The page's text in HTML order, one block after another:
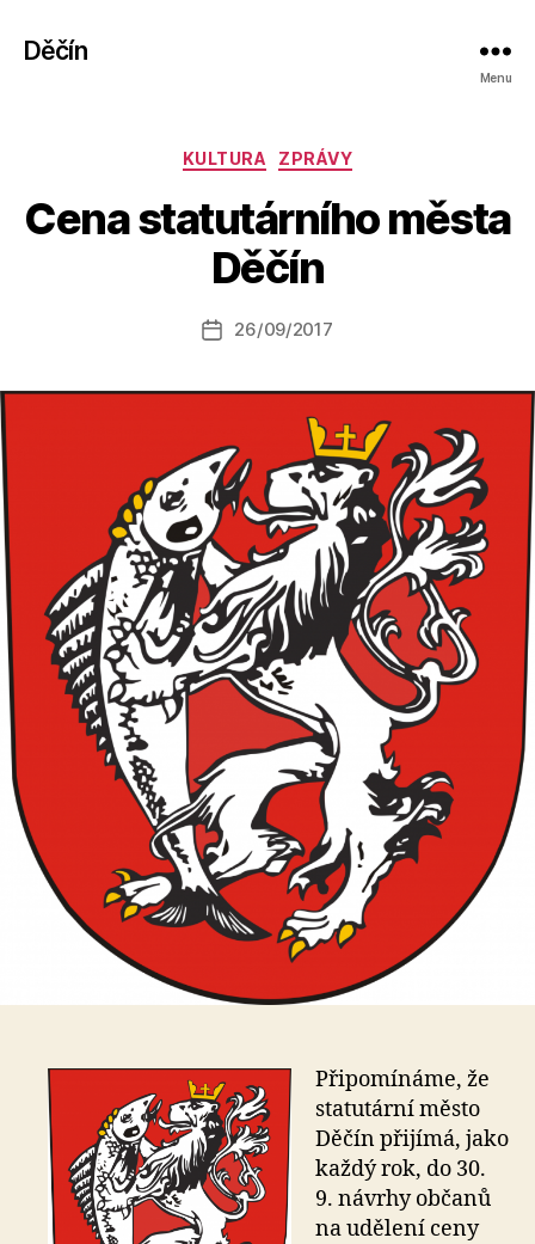
Děčín
Menu
Rubriky
KULTURA ZPRÁVY
Cena statutárního města
Děčín
Autor
příspěvku
u
o
a
o
Datum
26/09/2017
Připomínáme, že
statutární město
Děčín přijímá, jako
každý rok, do 30.
9. návrhy občanů
na udělení ceny